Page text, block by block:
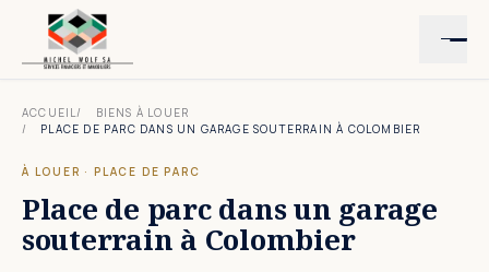
ACCUEIL
BIENS À LOUER
PLACE DE PARC DANS UN GARAGE SOUTERRAIN À COLOMBIER
À LOUER ·PLACE DE PARC
Place de parc dans un garage
souterrain à Colombier